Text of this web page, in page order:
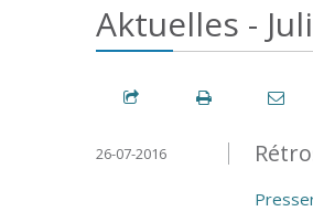
Aktuelles -
26-07-2016